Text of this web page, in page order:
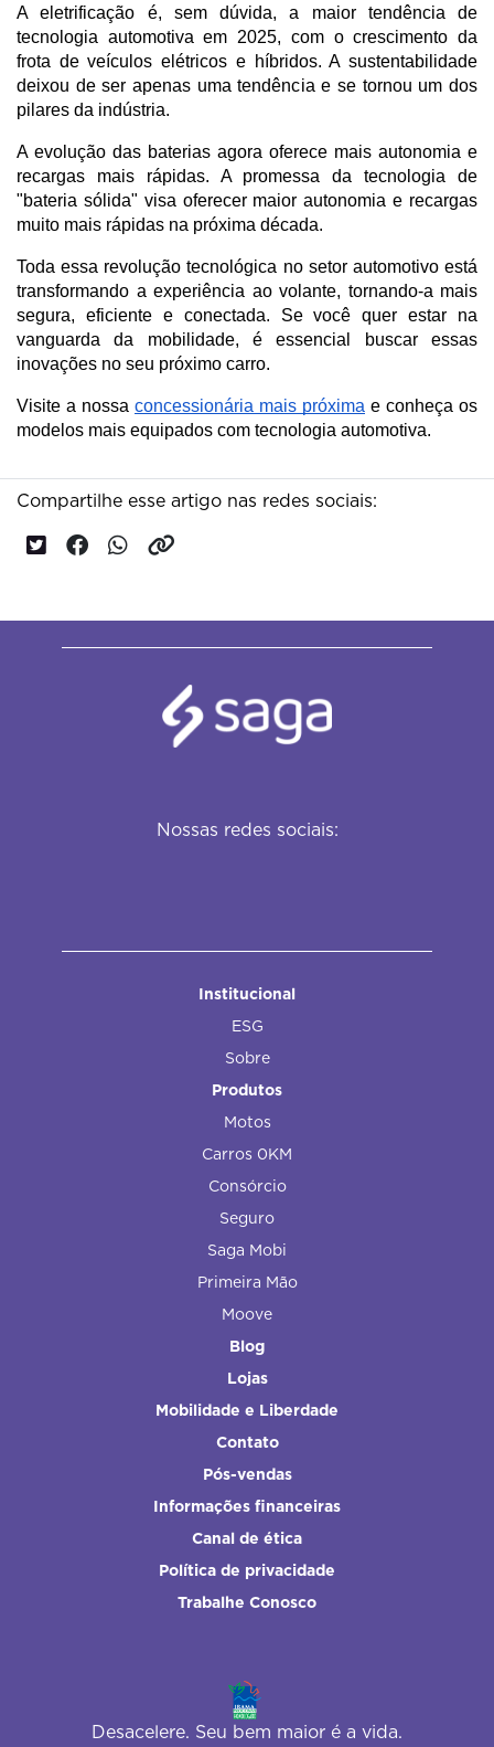
A eletrificação é, sem dúvida, a maior tendência de
tecnologia automotiva em 2025, com o crescimento da
frota de veículos elétricos e híbridos. A sustentabilidade
deixou de ser apenas uma tendência e se tornou um dos
pilares da indústria.
A evolução das baterias agora oferece mais autonomia e
recargas mais rápidas. A promessa da tecnologia de
"bateria sólida" visa oferecer maior autonomia e recargas
muito mais rápidas na próxima década.
Toda essa revolução tecnológica no setor automotivo está
transformando a experiência ao volante, tornando-a mais
segura, eficiente e conectada. Se você quer estar na
vanguarda da mobilidade, é essencial buscar essas
inovações no seu próximo carro.
Visite a nossa concessionária mais próxima e conheça os
modelos mais equipados com tecnologia automotiva.
Compartilhe esse artigo nas redes sociais:
Nossas redes sociais:
Institucional
ESG
Sobre
Produtos
Motos
Carros 0KM
Consórcio
Seguro
Saga Mobi
Primeira Mão
Moove
Blog
Lojas
Mobilidade e Liberdade
Contato
Pós-vendas
Informações financeiras
Canal de ética
Política de privacidade
Trabalhe Conosco
Desacelere. Seu bem maior é a vida.